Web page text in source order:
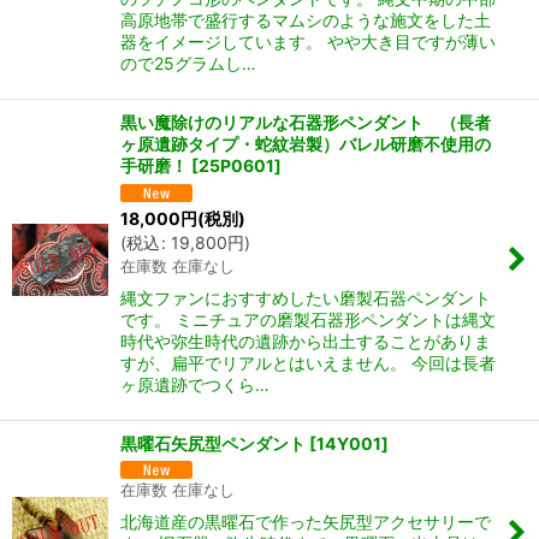
高原地帯で盛行するマムシのような施文をした土
器をイメージしています。 やや大き目ですが薄い
ので25グラムし…
黒い魔除けのリアルな石器形ペンダント （長者
ヶ原遺跡タイプ・蛇紋岩製）バレル研磨不使用の
手研磨！ [25P0601]
18,000円(税別)
(税込: 19,800円)
在庫数 在庫なし
縄文ファンにおすすめしたい磨製石器ペンダント
です。 ミニチュアの磨製石器形ペンダントは縄文
時代や弥生時代の遺跡から出土することがありま
すが、扁平でリアルとはいえません。 今回は長者
ヶ原遺跡でつくら…
黒曜石矢尻型ペンダント [14Y001]
在庫数 在庫なし
北海道産の黒曜石で作った矢尻型アクセサリーで